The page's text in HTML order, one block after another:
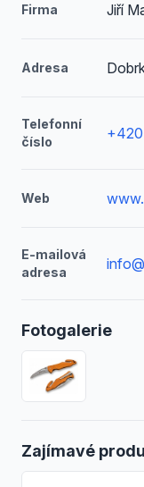
Firma Jiří
Adresa
Telefonní
číslo
Web
E-mailová
adresa
Fotogalerie
Zajímavé